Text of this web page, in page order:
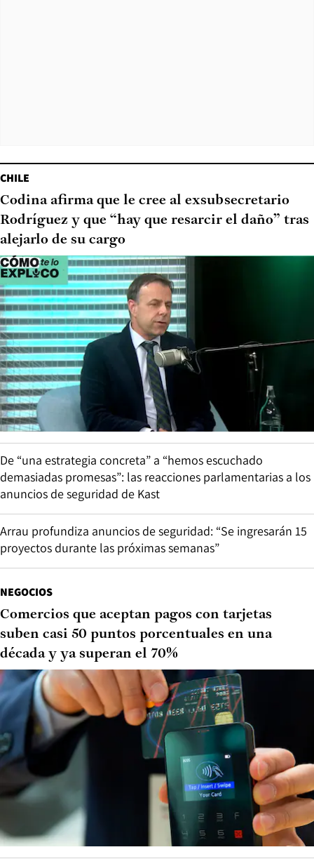
CHILE
Codina afirma que le cree al exsubsecretario
Rodríguez y que “hay que resarcir el daño” tras
alejarlo de su cargo
De “una estrategia concreta” a “hemos escuchado
demasiadas promesas”: las reacciones parlamentarias a los
anuncios de seguridad de Kast
Arrau profundiza anuncios de seguridad: “Se ingresarán 15
proyectos durante las próximas semanas”
NEGOCIOS
Comercios que aceptan pagos con tarjetas
suben casi 50 puntos porcentuales en una
década y ya superan el 70%